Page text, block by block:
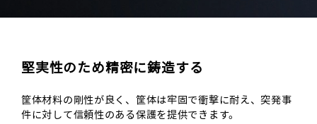
堅実性のため精密に鋳造する
筐体材料の剛性が良く、筐体は牢固で衝撃に耐え、突発事
件に対して信頼性のある保護を提供できます。